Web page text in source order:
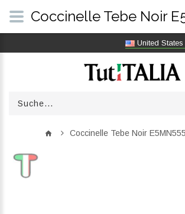
United
Coccinelle Tebe Noir